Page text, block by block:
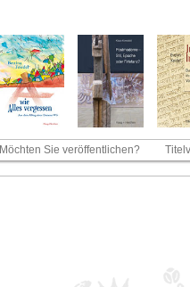
Möchten Sie veröffentlichen?